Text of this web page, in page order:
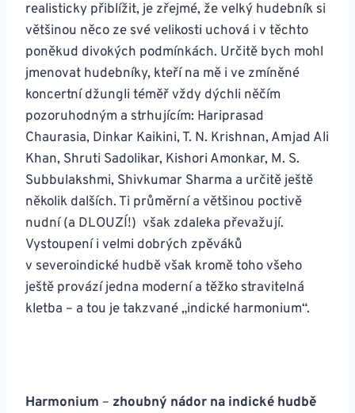
realisticky přiblížit, je zřejmé, že velký hudebník si
většinou něco ze své velikosti uchová i v těchto
poněkud divokých podmínkách. Určitě bych mohl
jmenovat hudebníky, kteří na mě i ve zmíněné
koncertní džungli téměř vždy dýchli něčím
pozoruhodným a strhujícím: Hariprasad
Chaurasia, Dinkar Kaikini, T. N. Krishnan, Amjad Ali
Khan, Shruti Sadolikar, Kishori Amonkar, M. S.
Subbulakshmi, Shivkumar Sharma a určitě ještě
několik dalších. Ti průměrní a většinou poctivě
nudní (a DLOUZÍ!) však zdaleka převažují.
Vystoupení i velmi dobrých zpěváků
v severoindické hudbě však kromě toho všeho
ještě provází jedna moderní a těžko stravitelná
kletba – a tou je takzvané „indické harmonium“.
Harmonium – zhoubný nádor na indické hudbě